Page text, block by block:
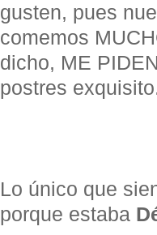
gusten, pues
comemos
dicho, ME
postres
Lo único que
porque estaba